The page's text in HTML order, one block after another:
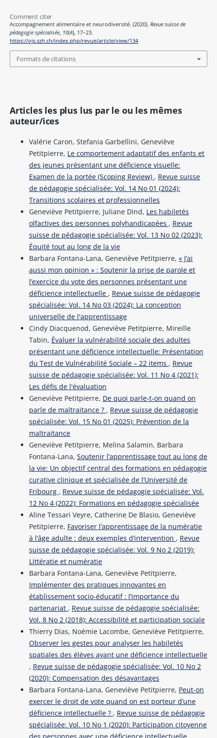
Comment citer
Accompagnement alimentaire et neurodiversité. (2020). Revue suisse de
pédagogie spécialisée, 10(4), 17–23.
https://ojs.szh.ch/index.php/revue/article/view/134
Formats de citations
Articles les plus lus par le ou les mêmes
auteur/ices
Valérie Caron, Stefania Garbellini, Geneviève
Petitpierre, Le comportement adaptatif des enfants et
des jeunes présentant une déficience visuelle:
Examen de la portée (Scoping Review) , Revue suisse
de pédagogie spécialisée: Vol. 14 No 01 (2024):
Transitions scolaires et professionnelles
Geneviève Petitpierre, Juliane Dind, Les habiletés
olfactives des personnes polyhandicapées , Revue
suisse de pédagogie spécialisée: Vol. 13 No 02 (2023):
Équité tout au long de la vie
Barbara Fontana-Lana, Geneviève Petitpierre, « J’ai
aussi mon opinion » : Soutenir la prise de parole et
l’exercice du vote des personnes présentant une
déficience intellectuelle , Revue suisse de pédagogie
spécialisée: Vol. 14 No 03 (2024): La conception
universelle de l'apprentissage
Cindy Diacquenod, Geneviève Petitpierre, Mireille
Tabin, Évaluer la vulnérabilité sociale des adultes
présentant une déficience intellectuelle: Présentation
du Test de Vulnérabilité Sociale – 22 items , Revue
suisse de pédagogie spécialisée: Vol. 11 No 4 (2021):
Les défis de l'évaluation
Geneviève Petitpierre, De quoi parle-t-on quand on
parle de maltraitance ? , Revue suisse de pédagogie
spécialisée: Vol. 15 No 01 (2025): Prévention de la
maltraitance
Geneviève Petitpierre, Melina Salamin, Barbara
Fontana-Lana, Soutenir l’apprentissage tout au long de
la vie: Un objectif central des formations en pédagogie
curative clinique et spécialisée de l’Université de
Fribourg , Revue suisse de pédagogie spécialisée: Vol.
12 No 4 (2022): Formations en pédagogie spécialisée
Aline Tessari Veyre, Catherine De Blasio, Geneviève
Petitpierre, Favoriser l’apprentissage de la numératie
à l’âge adulte : deux exemples d’intervention , Revue
suisse de pédagogie spécialisée: Vol. 9 No 2 (2019):
Littératie et numératie
Barbara Fontana-Lana, Geneviève Petitpierre,
Implémenter des pratiques innovantes en
établissement socio-éducatif : l’importance du
partenariat , Revue suisse de pédagogie spécialisée:
Vol. 8 No 2 (2018): Accessibilité et participation sociale
Thierry Dias, Noémie Lacombe, Geneviève Petitpierre,
Observer les gestes pour analyser les habiletés
spatiales des élèves ayant une déficience intellectuelle
, Revue suisse de pédagogie spécialisée: Vol. 10 No 2
(2020): Compensation des désavantages
Barbara Fontana-Lana, Geneviève Petitpierre, Peut-on
exercer le droit de vote quand on est porteur d’une
déficience intellectuelle ? , Revue suisse de pédagogie
spécialisée: Vol. 10 No 1 (2020): Participation citoyenne